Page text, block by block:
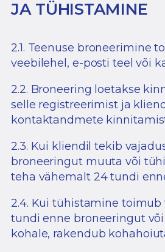
JA TÜHISTAMINE
2.1. Teenuse broneerimine
veebilehel, e-posti teel või
2.2. Broneering loetakse
selle registreerimist ja
kontaktandmete
2.3. Kui kliendil tekib
broneeringut muuta või
teha vähemalt 24 tundi
2.4. Kui tühistamine
tundi enne broneeringut
kohale, rakendub